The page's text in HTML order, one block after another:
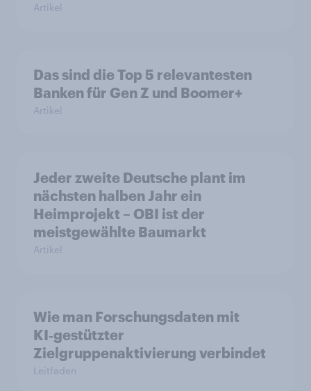
Artikel
Das sind die Top 5 relevantesten
Banken für Gen Z und Boomer+
Artikel
Jeder zweite Deutsche plant im
nächsten halben Jahr ein
Heimprojekt – OBI ist der
meistgewählte Baumarkt
Artikel
Wie man Forschungsdaten mit
KI‑gestützter
Zielgruppenaktivierung verbindet
Leitfaden